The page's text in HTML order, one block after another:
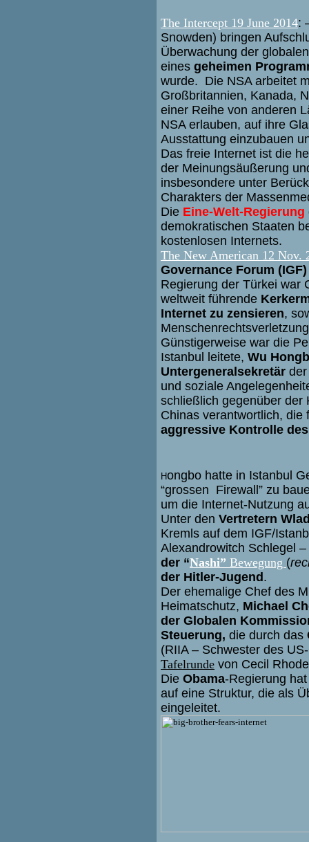
The Intercept 19 June 2014:
Snowden) bringen
Überwachung der
eines geheimen
wurde. Die NSA arbeitet
Großbritannien, Kanada,
einer Reihe von anderen
NSA erlauben, auf ihre
Ausstattung einzubauen
Das freie Internet ist die
der Meinungsäußerung
insbesondere unter
Charakters der
Die Eine-Welt-Regierung
demokratischen Staaten
kostenlosen Internets.
The New American 12 Nov.
Governance Forum (IGF)
Regierung der Türkei war
weltweit führende
Internet zu zensieren,
Günstigerweise war die
Istanbul leitete, Wu
Untergeneralsekretär
und soziale
schließlich gegenüber der
Chinas verantwortlich,
aggressive Kontrolle
Hongbo hatte in Istanbul
“grossen Firewall” zu
um die Internet-Nutzung
Unter den Vertretern
Kremls auf dem IGF/
Alexandrowitch Schlegel –
der “Nashi” Bewegung (
der Hitler-Jugend .
Der ehemalige Chef des
Heimatschutz, Michael
der Globalen
Steuerung, die durch das
(RIIA – Schwester des
Tafelrunde von Cecil
Die Obama-Regierung
auf eine Struktur, die als
eingeleitet.